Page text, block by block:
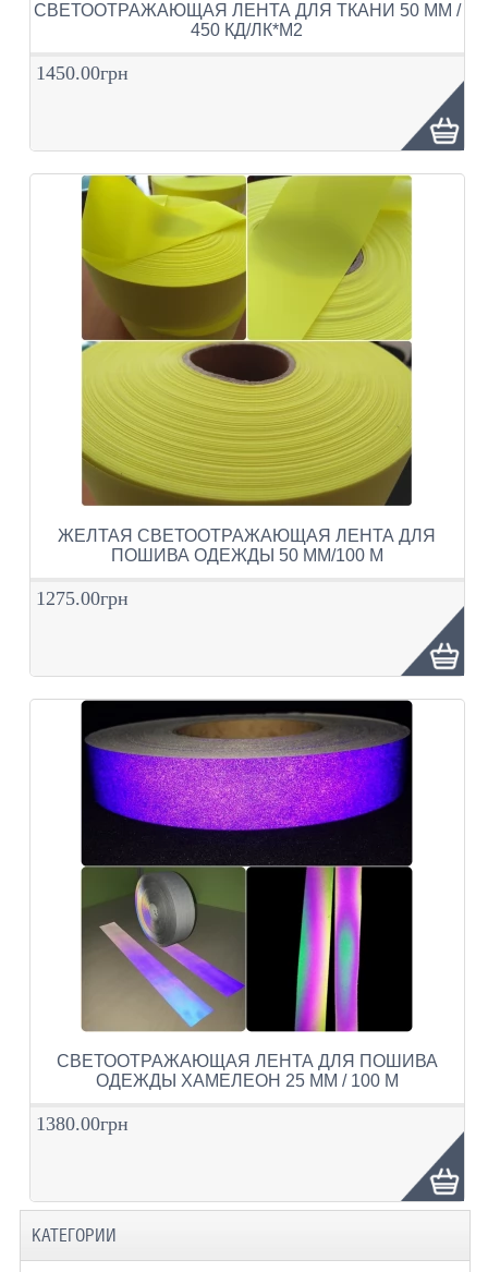
СВЕТООТРАЖАЮЩАЯ ЛЕНТА ДЛЯ ТКАНИ 50 ММ /
450 КД/ЛК*М2
1450.00грн
ЖЕЛТАЯ СВЕТООТРАЖАЮЩАЯ ЛЕНТА ДЛЯ
ПОШИВА ОДЕЖДЫ 50 ММ/100 М
1275.00грн
СВЕТООТРАЖАЮЩАЯ ЛЕНТА ДЛЯ ПОШИВА
ОДЕЖДЫ ХАМЕЛЕОН 25 ММ / 100 М
1380.00грн
КАТЕГОРИИ